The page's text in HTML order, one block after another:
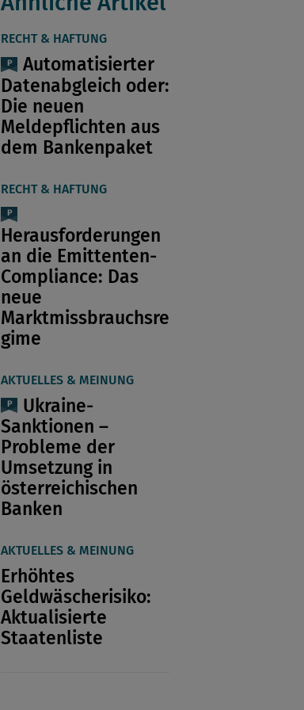
RECHT & HAFTUNG
Automatisierter
Datenabgleich oder:
Die neuen
Meldepflichten aus
dem Bankenpaket
RECHT & HAFTUNG
Herausforderungen
an die Emittenten-
Compliance: Das
neue
Marktmissbrauchsre
gime
AKTUELLES & MEINUNG
Ukraine-
Sanktionen –
Probleme der
Umsetzung in
österreichischen
Banken
AKTUELLES & MEINUNG
Erhöhtes
Geldwäscherisiko:
Aktualisierte
Staatenliste